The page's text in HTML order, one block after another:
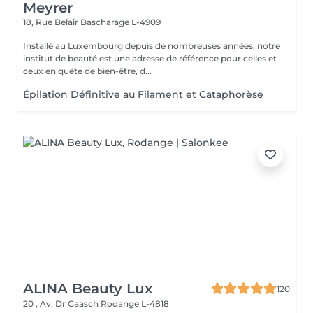
Meyrer
18, Rue Belair Bascharage L-4909
Installé au Luxembourg depuis de nombreuses années, notre
institut de beauté est une adresse de référence pour celles et
ceux en quête de bien-être, d...
Épilation Définitive au Filament et Cataphorèse
ALINA Beauty Lux
120
20 , Av. Dr Gaasch Rodange L-4818